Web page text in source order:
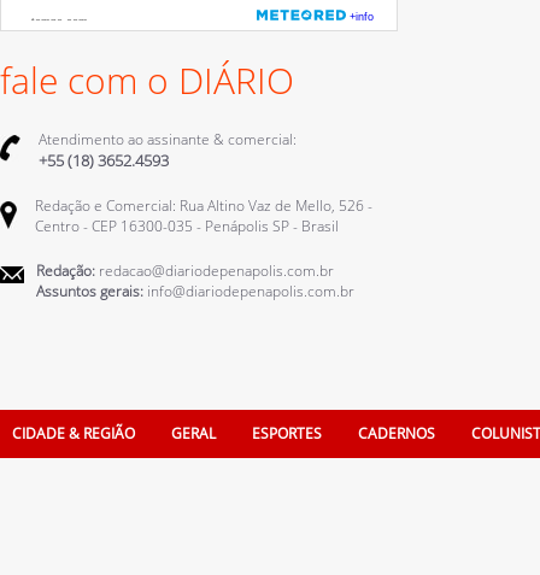
fale com o DIÁRIO
Atendimento ao assinante & comercial:
+55 (18) 3652.4593
Redação e Comercial: Rua Altino Vaz de Mello, 526 -
Centro - CEP 16300-035 - Penápolis SP - Brasil
Redação: redacao@diariodepenapolis.com.br
Assuntos gerais: info@diariodepenapolis.com.br
CIDADE & REGIÃO GERAL ESPORTES CADERNOS